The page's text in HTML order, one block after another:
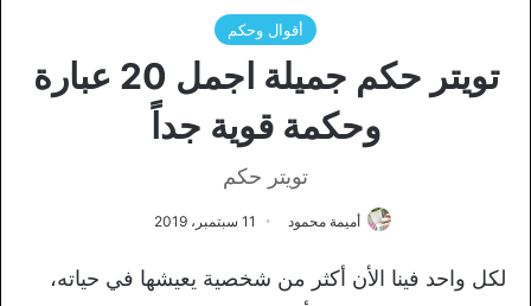
أقوال وحكم
تويتر حكم جميلة اجمل 20 عبارة
وحكمة قوية جداً
تويتر حكم
أميمة محمود 11 سبتمبر، 2019
لكل واحد فينا الأن أكثر من شخصية يعيشها في حياته،